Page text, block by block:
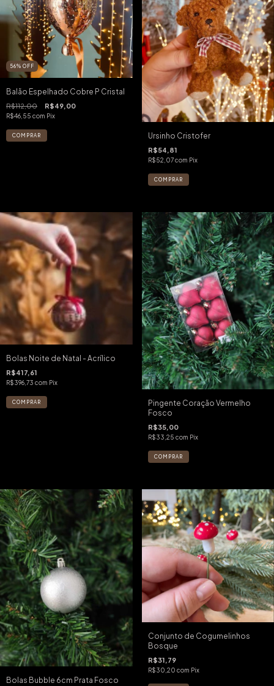
56% OFF
Balão Espelhado Cobre P Cristal
R$112,00 R$49,00
R$46,55 com Pix
Ursinho Cristofer
R$54,81
R$52,07com Pix
Bolas Noite de Natal - Acrílico
R$417,61
R$396,73 com Pix
Pingente Coração Vermelho
Fosco
R$35,00
R$33,25 com Pix
Bolas Bubble 6cm Prata Fosco
Conjunto de Cogumelinhos
Bosque
R$31,79
R$30,20 com Pix